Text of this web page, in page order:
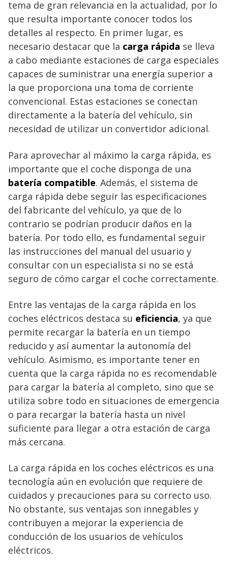
tema de gran relevancia en la actualidad, por lo
que resulta importante conocer todos los
detalles al respecto. En primer lugar, es
necesario destacar que la carga rápida se lleva
a cabo mediante estaciones de carga especiales
capaces de suministrar una energía superior a
la que proporciona una toma de corriente
convencional. Estas estaciones se conectan
directamente a la batería del vehículo, sin
necesidad de utilizar un convertidor adicional.
Para aprovechar al máximo la carga rápida, es
importante que el coche disponga de una
batería compatible. Además, el sistema de
carga rápida debe seguir las especificaciones
del fabricante del vehículo, ya que de lo
contrario se podrían producir daños en la
batería. Por todo ello, es fundamental seguir
las instrucciones del manual del usuario y
consultar con un especialista si no se está
seguro de cómo cargar el coche correctamente.
Entre las ventajas de la carga rápida en los
coches eléctricos destaca su eficiencia, ya que
permite recargar la batería en un tiempo
reducido y así aumentar la autonomía del
vehículo. Asimismo, es importante tener en
cuenta que la carga rápida no es recomendable
para cargar la batería al completo, sino que se
utiliza sobre todo en situaciones de emergencia
o para recargar la batería hasta un nivel
suficiente para llegar a otra estación de carga
más cercana.
La carga rápida en los coches eléctricos es una
tecnología aún en evolución que requiere de
cuidados y precauciones para su correcto uso.
No obstante, sus ventajas son innegables y
contribuyen a mejorar la experiencia de
conducción de los usuarios de vehículos
eléctricos.